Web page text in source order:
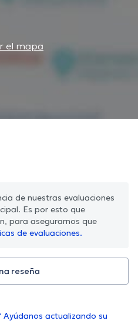
el mapa
de nuestras evaluaciones
Es por esto que
para asegurarnos que
de evaluaciones.
reseña
Ayúdanos actualizando su